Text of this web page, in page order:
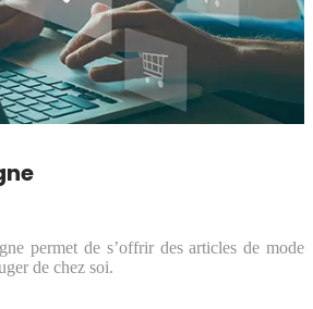
permet de s’offrir des articles de mode
de chez soi.